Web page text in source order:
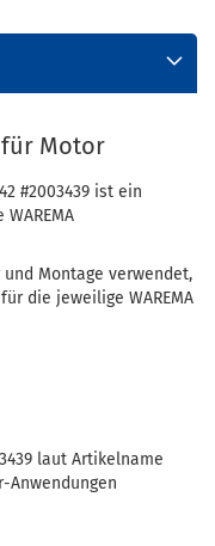
für Motor
#2003439 ist ein
Montage verwendet,
die jeweilige WAREMA
laut Artikelname
Anwendungen